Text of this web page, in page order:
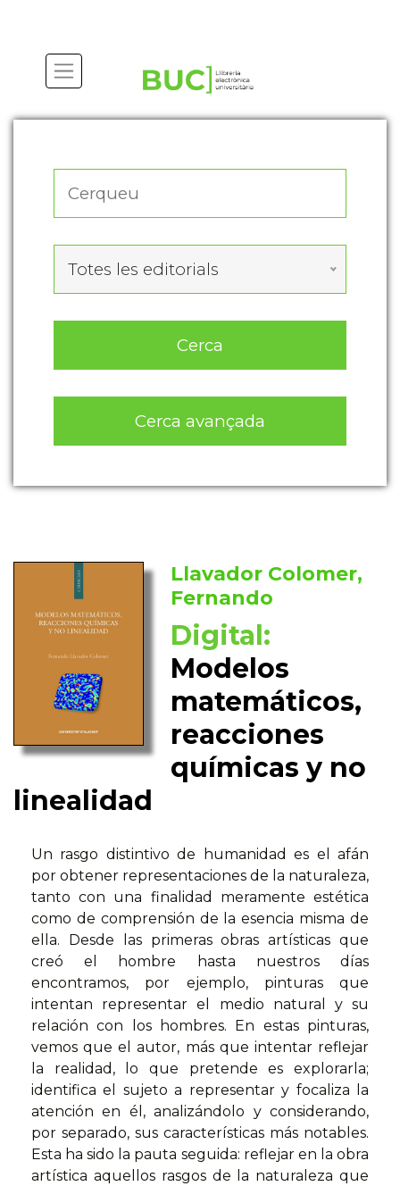
Totes les editorials
Cerca
Cerca avançada
Llavador Colomer,
Fernando
Digital:
Modelos
matemáticos,
reacciones
químicas y no
linealidad
Un rasgo distintivo de humanidad es el afán
por obtener representaciones de la naturaleza,
tanto con una finalidad meramente estética
como de comprensión de la esencia misma de
ella. Desde las primeras obras artísticas que
creó el hombre hasta nuestros días
encontramos, por ejemplo, pinturas que
intentan representar el medio natural y su
relación con los hombres. En estas pinturas,
vemos que el autor, más que intentar reflejar
la realidad, lo que pretende es explorarla;
identifica el sujeto a representar y focaliza la
atención en él, analizándolo y considerando,
por separado, sus características más notables.
Esta ha sido la pauta seguida: reflejar en la obra
artística aquellos rasgos de la naturaleza que